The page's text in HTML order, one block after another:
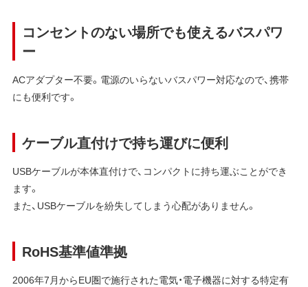
コンセントのない場所でも使えるバスパワ
ー
ACアダプター不要。電源のいらないバスパワー対応なので、携帯
にも便利です。
ケーブル直付けで持ち運びに便利
USBケーブルが本体直付けで、コンパクトに持ち運ぶことができ
ます。
また、USBケーブルを紛失してしまう心配がありません。
RoHS基準値準拠
2006年7月からEU圏で施行された電気・電子機器に対する特定有